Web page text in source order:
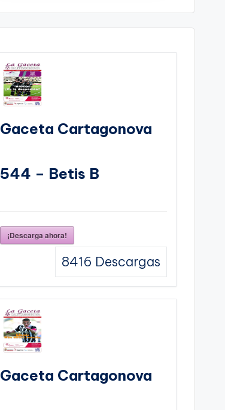
Gaceta Cartagonova
544 – Betis B
¡Descarga ahora!
8416 Descargas
Gaceta Cartagonova